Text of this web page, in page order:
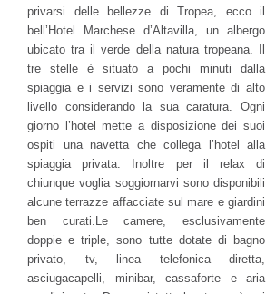
privarsi delle bellezze di Tropea, ecco il
bell’Hotel Marchese d’Altavilla, un albergo
ubicato tra il verde della natura tropeana. Il
tre stelle è situato a pochi minuti dalla
spiaggia e i servizi sono veramente di alto
livello considerando la sua caratura. Ogni
giorno l’hotel mette a disposizione dei suoi
ospiti una navetta che collega l’hotel alla
spiaggia privata. Inoltre per il relax di
chiunque voglia soggiornarvi sono disponibili
alcune terrazze affacciate sul mare e giardini
ben curati.Le camere, esclusivamente
doppie e triple, sono tutte dotate di bagno
privato, tv, linea telefonica diretta,
asciugacapelli, minibar, cassaforte e aria